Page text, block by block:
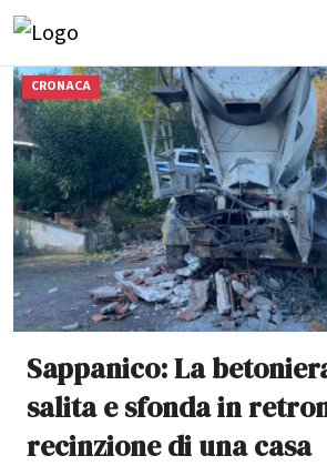
CRONACA
Sappanico: La
salita e sfonda in
recinzione di una casa